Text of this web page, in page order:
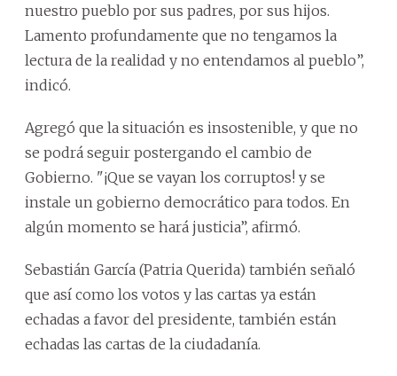
nuestro pueblo por sus padres, por sus hijos.
Lamento profundamente que no tengamos la
lectura de la realidad y no entendamos al pueblo”,
indicó.
Agregó que la situación es insostenible, y que no
se podrá seguir postergando el cambio de
Gobierno. "¡Que se vayan los corruptos! y se
instale un gobierno democrático para todos. En
algún momento se hará justicia”, afirmó.
Sebastián García (Patria Querida) también señaló
que así como los votos y las cartas ya están
echadas a favor del presidente, también están
echadas las cartas de la ciudadanía.